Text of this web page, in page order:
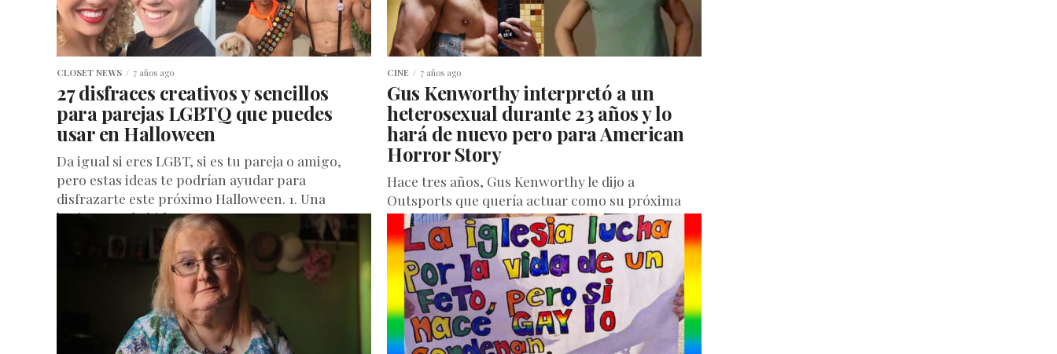
CLOSET NEWS 7 años ago
27 disfraces creativos y sencillos
para parejas LGBTQ que puedes
usar en Halloween
Da igual si eres LGBT, si es tu pareja o amigo,
pero estas ideas te podrían ayudar para
disfrazarte este próximo Halloween. 1. Una
barista y su bebida...
CINE 7 años ago
Gus Kenworthy interpretó a un
heterosexual durante 23 años y lo
hará de nuevo pero para American
Horror Story
Hace tres años, Gus Kenworthy le dijo a
Outsports que quería actuar como su próxima
carrera. Ahora lo está haciendo por la nueva
temporada de American...